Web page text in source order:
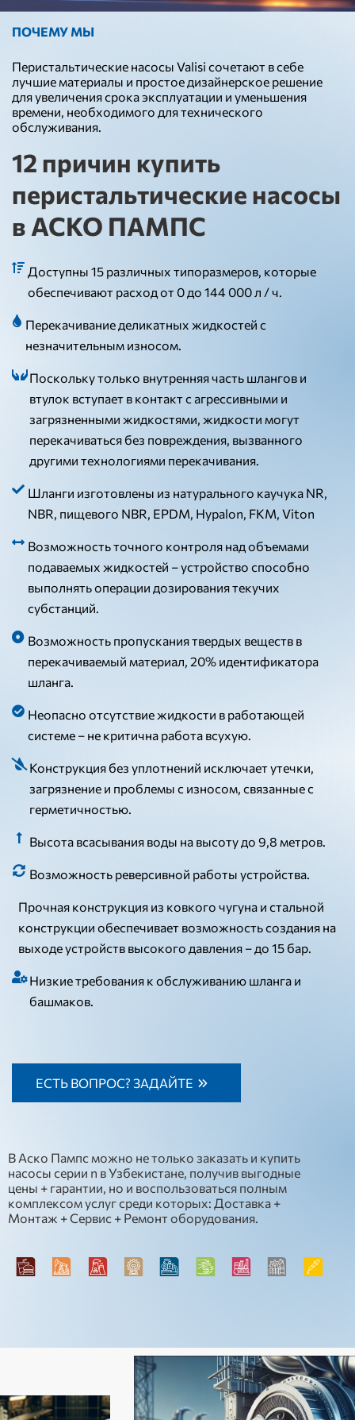
ПОЧЕМУ МЫ
Перистальтические насосы Valisi сочетают в себе
лучшие материалы и простое дизайнерское решение
для увеличения срока эксплуатации и уменьшения
времени, необходимого для технического
обслуживания.
12 причин купить
перистальтические насосы
в АСКО ПАМПС
Доступны 15 различных типоразмеров, которые
обеспечивают расход от 0 до 144 000 л / ч.
Перекачивание деликатных жидкостей с
незначительным износом.
Поскольку только внутренняя часть шлангов и
втулок вступает в контакт с агрессивными и
загрязненными жидкостями, жидкости могут
перекачиваться без повреждения, вызванного
другими технологиями перекачивания.
Шланги изготовлены из натурального каучука NR,
NBR, пищевого NBR, EPDM, Hypalon, FKM, Viton
Возможность точного контроля над объемами
подаваемых жидкостей – устройство способно
выполнять операции дозирования текучих
субстанций.
Возможность пропускания твердых веществ в
перекачиваемый материал, 20% идентификатора
шланга.
Неопасно отсутствие жидкости в работающей
системе – не критична работа всухую.
Конструкция без уплотнений исключает утечки,
загрязнение и проблемы с износом, связанные с
герметичностью.
Высота всасывания воды на высоту до 9,8 метров.
Возможность реверсивной работы устройства.
Прочная конструкция из ковкого чугуна и стальной
конструкции обеспечивает возможность создания на
выходе устройств высокого давления – до 15 бар.
Низкие требования к обслуживанию шланга и
башмаков.
ЕСТЬ ВОПРОС? ЗАДАЙТЕ
В Аско Пампс можно не только заказать и купить
насосы серии n в Узбекистане, получив выгодные
цены + гарантии, но и воспользоваться полным
комплексом услуг среди которых: Доставка +
Монтаж + Сервис + Ремонт оборудования.